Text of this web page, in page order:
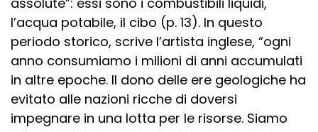
l’acqua potabile, il cibo (p. 13). In questo
periodo storico, scrive l’artista inglese, “ogni
anno consumiamo i milioni di anni accumulati
in altre epoche. Il dono delle ere geologiche ha
evitato alle nazioni ricche di doversi
impegnare in una lotta per le risorse. Siamo